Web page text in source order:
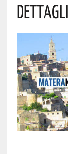
Dettagli